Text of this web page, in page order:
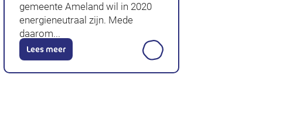
gemeente Ameland wil in 2020
energieneutraal zijn. Mede
daarom...
Lees meer